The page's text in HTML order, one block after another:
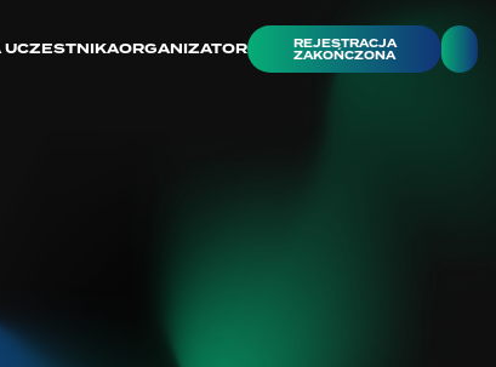
UCZESTNIKAORGANIZATOR REJESTRACJA
ZAKOŃCZONA